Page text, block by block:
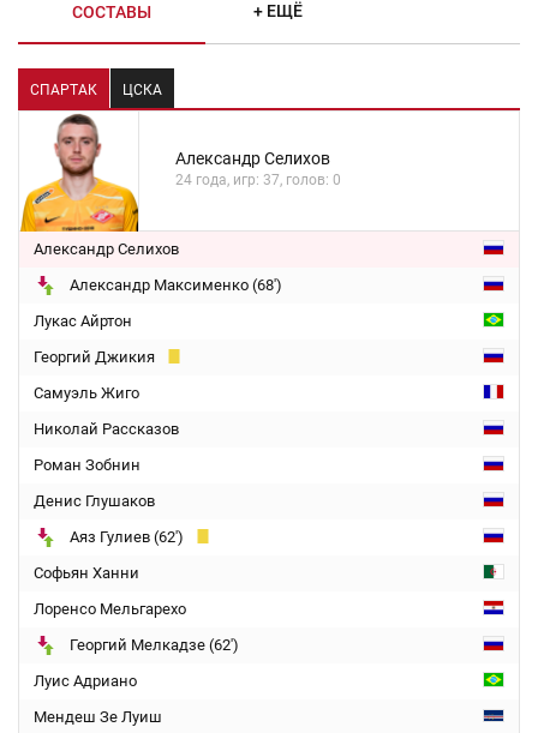
СОСТАВЫ + ЕЩЁ
СПАРТАК ЦСКА
Александр Селихов
24 года, игр: 37, голов: 0
Александр Селихов
Александр Максименко (68')
Лукас Айртон
Георгий Джикия
Самуэль Жиго
Николай Рассказов
Роман Зобнин
Денис Глушаков
Аяз Гулиев (62')
Софьян Ханни
Лоренсо Мельгарехо
Георгий Мелкадзе (62')
Луис Адриано
Мендеш Зе Луиш